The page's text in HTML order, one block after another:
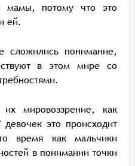
мамы, потому что это
ей.
сложились понимание,
в этом мире со
мировоззрение, как
это происходит
время как мальчики
в понимании точки